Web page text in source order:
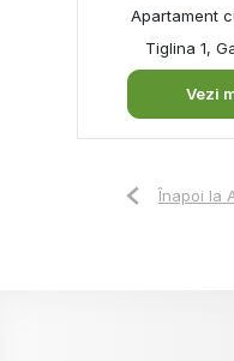
Apartament
Tiglina 1,
Vezi
Înapoi la